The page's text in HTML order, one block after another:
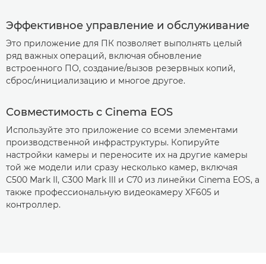
Эффективное управление и обслуживание
Это приложение для ПК позволяет выполнять целый
ряд важных операций, включая обновление
встроенного ПО, создание/вызов резервных копий,
сброс/инициализацию и многое другое.
Совместимость с Cinema EOS
Используйте это приложение со всеми элементами
производственной инфраструктуры. Копируйте
настройки камеры и переносите их на другие камеры
той же модели или сразу несколько камер, включая
C500 Mark II, C300 Mark III и C70 из линейки Cinema EOS, а
также профессиональную видеокамеру XF605 и
контроллер.